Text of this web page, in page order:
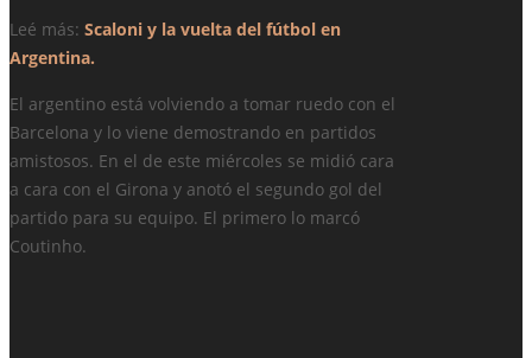
Leé más: Scaloni y la vuelta del fútbol en
Argentina.
El argentino está volviendo a tomar ruedo con el
Barcelona y lo viene demostrando en partidos
amistosos. En el de este miércoles se midió cara
a cara con el Girona y anotó el segundo gol del
partido para su equipo. El primero lo marcó
Coutinho.